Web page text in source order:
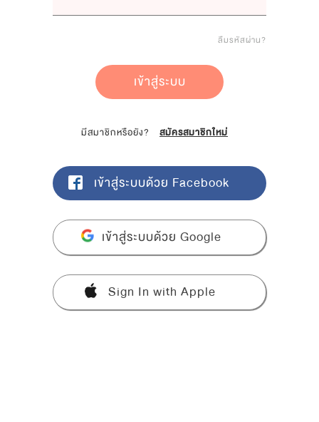
ลืมรหัสผ่าน?
เข้าสู่ระบบ
มีสมาชิกหรือยัง? สมัครสมาชิกใหม่
เข้าสู่ระบบด้วย Facebook
เข้าสู่ระบบด้วย Google
Sign In with Apple